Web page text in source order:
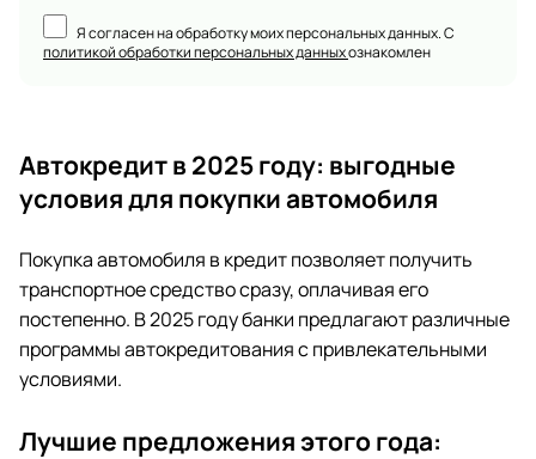
Я согласен на обработку моих персональных данных. С
политикой обработки персональных данныхознакомлен
Автокредит в 2025 году: выгодные
условия для покупки автомобиля
Покупка автомобиля в кредит позволяет получить
транспортное средство сразу, оплачивая его
постепенно. В 2025 году банки предлагают различные
программы автокредитования с привлекательными
условиями.
Лучшие предложения этого года: